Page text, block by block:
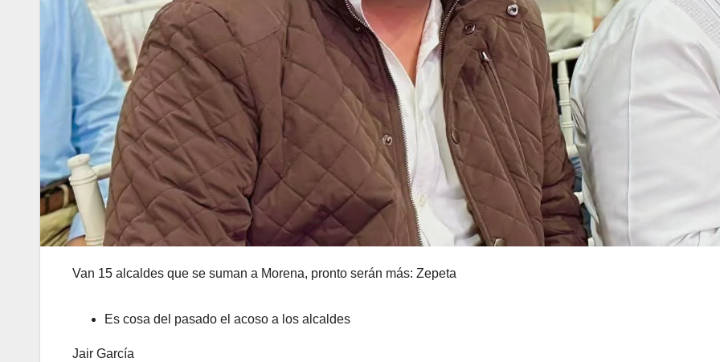
Van 15 alcaldes que se suman a Morena, pronto serán más: Zepeta
Es cosa del pasado el acoso a los alcaldes
Jair García